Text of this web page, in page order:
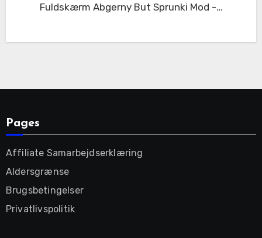
Fuldskærm Abgerny But Sprunki Mod -…
Pages
Affiliate Samarbejdserklæring
Aldersgrænse
Brugsbetingelser
Privatlivspolitik